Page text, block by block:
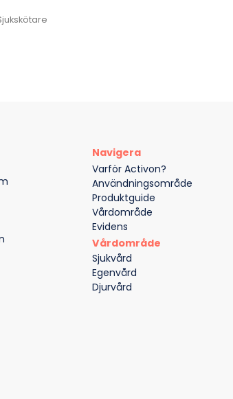
Navigera
Varför Activon?
Användningsområde
Produktguide
Vårdområde
Evidens
Vårdområde
Sjukvård
Egenvård
Djurvård